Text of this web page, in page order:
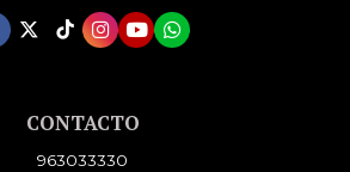
CONTACTO
963033330